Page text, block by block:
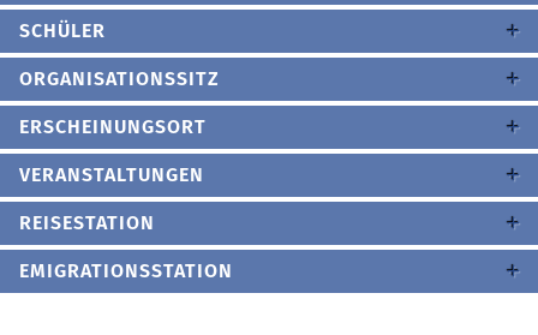
SCHÜLER
ORGANISATIONSSITZ
ERSCHEINUNGSORT
VERANSTALTUNGEN
REISESTATION
EMIGRATIONSSTATION